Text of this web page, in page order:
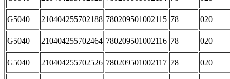
G5040 210404255702188 780209501002115 78 020
G5040 210404255702464 780209501002116 78 020
G5040 210404255702526 780209501002117 78 020